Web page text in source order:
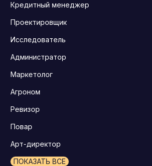
Кредитный менеджер
Проектировщик
Исследователь
Администратор
Маркетолог
Агроном
Ревизор
Повар
Арт-директор
ПОКАЗАТЬ ВСЕ